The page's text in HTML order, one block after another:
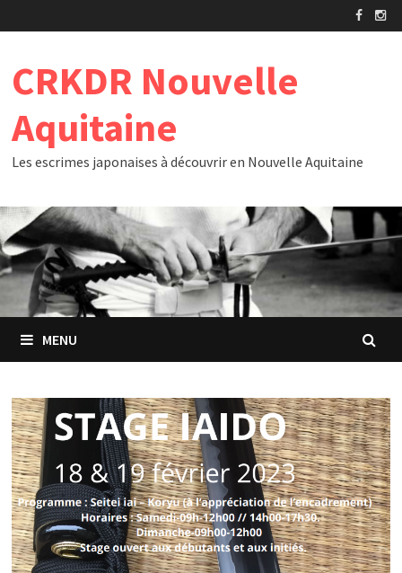
au
CRKDR Nouvelle
Aquitaine
Les escrimes japonaises à découvrir en Nouvelle Aquitaine
MENU